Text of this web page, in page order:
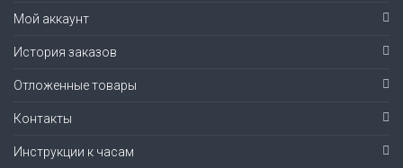
Мой аккаунт
История заказов
Отложенные товары
Контакты
Инструкции к часам